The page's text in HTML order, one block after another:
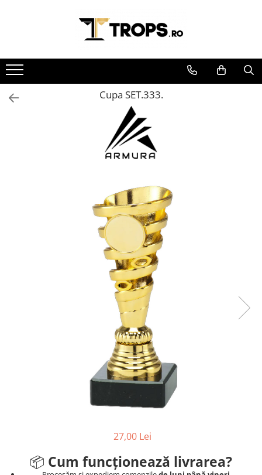
Sporturi
Arte Martiale
Atletism
Accesorii Cupe
Cupa SET.333.
27,00 Lei
📦 Cum funcționează livrarea?